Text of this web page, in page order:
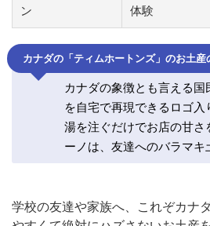
ン
体験
カナダの「ティムホートンズ」のお土産
カナダの象徴とも言える
を自宅で再現できるロゴ
湯を注ぐだけでお店の甘
ーノは、友達へのバラマキ
学校の友達や家族へ、これぞカナ